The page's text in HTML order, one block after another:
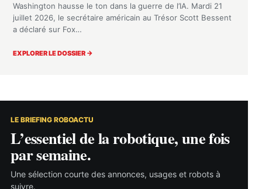
Washington hausse le ton dans la guerre de l’IA. Mardi 21
juillet 2026, le secrétaire américain au Trésor Scott Bessent
a déclaré sur Fox…
EXPLORER LE DOSSIER →
LE BRIEFING ROBOACTU
L’essentiel de la robotique, une fois
par semaine.
Une sélection courte des annonces, usages et robots à
suivre.